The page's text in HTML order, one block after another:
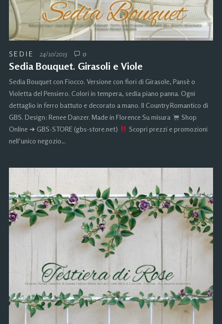
SEDIE 24/10/2015 0
Sedia Bouquet. Girasoli e Viole
Sedia Bouquet con Fiocco. Versione con fiori di Girasole, Pansè o
Violetta del Pensiero. Colori in tempera, sedia piano panna. Ogni
dettaglio in ferro battuto e decorato a mano. Il Country Romantico di
GBS. Design: Renee Danzer. Made in Florence Su misura
Shop
Online ➜ GBS-STORE (gbs-store.net)
Scopri prezzi e promozioni
nell’unico negozio…